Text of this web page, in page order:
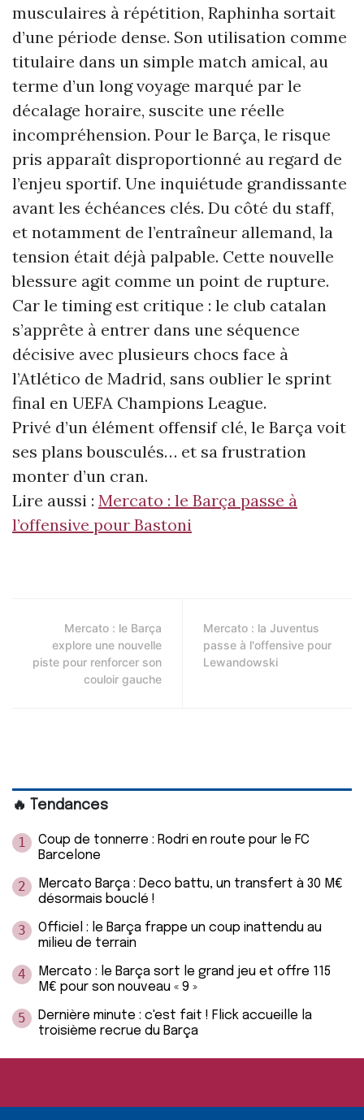
musculaires à répétition, Raphinha sortait
d’une période dense. Son utilisation comme
titulaire dans un simple match amical, au
terme d’un long voyage marqué par le
décalage horaire, suscite une réelle
incompréhension. Pour le Barça, le risque
pris apparaît disproportionné au regard de
l’enjeu sportif. Une inquiétude grandissante
avant les échéances clés. Du côté du staff,
et notamment de l’entraîneur allemand, la
tension était déjà palpable. Cette nouvelle
blessure agit comme un point de rupture.
Car le timing est critique : le club catalan
s’apprête à entrer dans une séquence
décisive avec plusieurs chocs face à
l’Atlético de Madrid, sans oublier le sprint
final en UEFA Champions League.
Privé d’un élément offensif clé, le Barça voit
ses plans bousculés… et sa frustration
monter d’un cran.
Lire aussi : Mercato : le Barça passe à
l’offensive pour Bastoni
Mercato : le Barça
explore une nouvelle
piste pour renforcer son
couloir gauche
Mercato : la Juventus
passe à l'offensive pour
Lewandowski
🔥 Tendances
1
Coup de tonnerre : Rodri en route pour le FC
Barcelone
2
Mercato Barça : Deco battu, un transfert à 30 M€
désormais bouclé !
3
Officiel : le Barça frappe un coup inattendu au
milieu de terrain
4
Mercato : le Barça sort le grand jeu et offre 115
M€ pour son nouveau « 9 »
5
Dernière minute : c'est fait ! Flick accueille la
troisième recrue du Barça